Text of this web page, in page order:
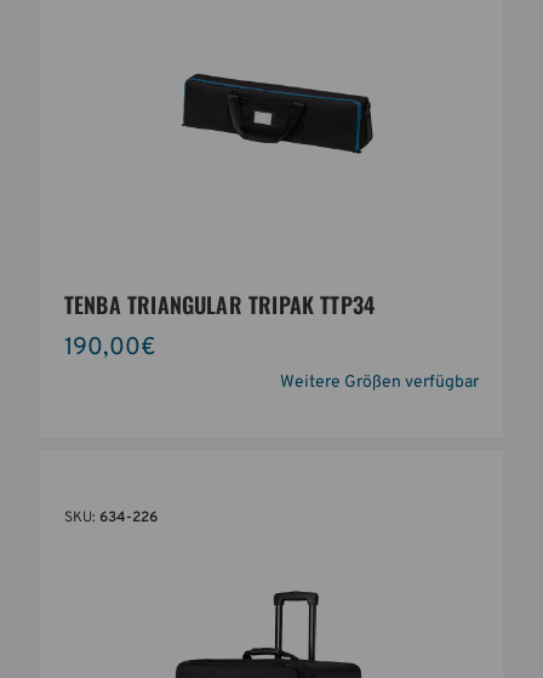
TENBA TRIANGULAR TRIPAK TTP34
190,00€
Weitere Größen verfügbar
SKU: 634-226